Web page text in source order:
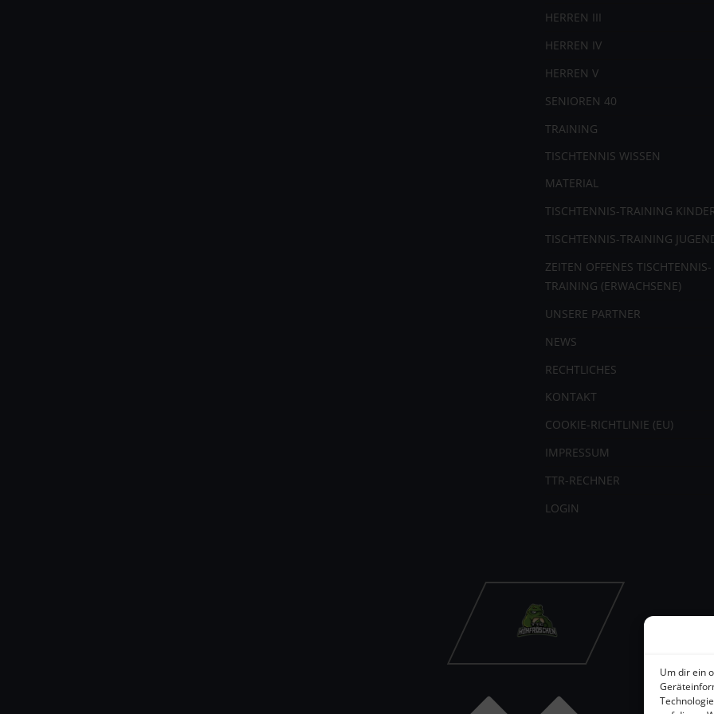
Um dir ein
HERREN III
HERREN IV
HERREN V
SENIOREN 40
TRAINING
TISCHTENNIS WISSEN
MATERIAL
TISCHTENNIS-TRAINING
TISCHTENNIS-TRAINING
ZEITEN OFFENES TISCHTENNIS-
TRAINING (ERWACHSENE)
UNSERE PARTNER
NEWS
RECHTLICHES
KONTAKT
COOKIE-RICHTLINIE (EU)
IMPRESSUM
TTR-RECHNER
LOGIN